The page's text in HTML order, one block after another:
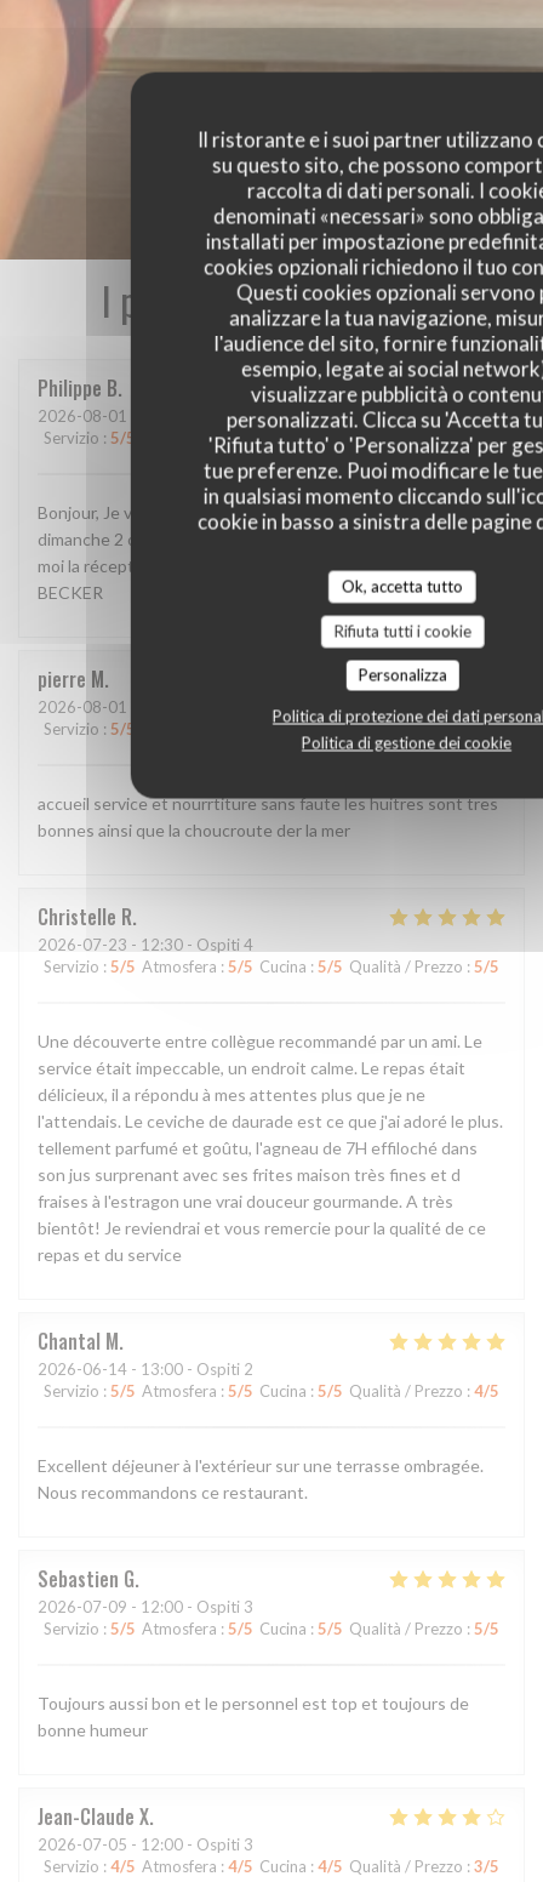
Il ristorante e i suoi partner utilizzano
su questo sito, che possono
raccolta di dati personali. I
denominati «necessari» sono
installati per impostazione
cookies opzionali richiedono il tuo
Questi cookies opzionali servono
analizzare la tua navigazione,
l'audience del sito, fornire
esempio, legate ai social
visualizzare pubblicità o
personalizzati. Clicca su 'Accetta
'Rifiuta tutto' o 'Personalizza' per
tue preferenze. Puoi modificare le
in qualsiasi momento cliccando
cookie in basso a sinistra delle pagine
Ok, accetta tutto
Rifiuta tutti i cookie
Personalizza
Politica di protezione dei dati
Politica di gestione dei cookie
I pareri dei nostri clienti
Philippe B
2026-08-01
- 19:45 - Ospiti 3
Servizio : 5/5 Atmosfera:5/5 Cucina: 4/5 Qualità / Prezzo: 4/5
Bonjour, Je vous ai envoyé un message sur google, je crois
dimanche 2 ou hier 3 août. L'avez-vous reçu et lu? Confirmez
moi la réception de mon message svp Bien cordialement, P.
BECKER
pierre M
2026-08-01
Servizio : 5/5 Cucina:5/5 Qualità / Prezzo:5/5
accueil service et nourrtiture sans faute les huitres sont tres
bonnes ainsi que la choucroute der la mer
Christelle R
2026-07-23 - 12:30 - Ospiti 4
Servizio : 5/5 Atmosfera : 5/5 Cucina : 5/5 Qualità / Prezzo : 5/5
Une découverte entre collègue recommandé par un ami. Le
service était impeccable, un endroit calme. Le repas était
délicieux, il a répondu à mes attentes plus que je ne
l'attendais. Le ceviche de daurade est ce que j'ai adoré le plus.
tellement parfumé et goûtu, l'agneau de 7H effiloché dans
son jus surprenant avec ses frites maison très fines et d
fraises à l'estragon une vrai douceur gourmande. A très
bientôt! Je reviendrai et vous remercie pour la qualité de ce
repas et du service
Chantal M
2026-06-14 - 13:00 - Ospiti 2
Servizio : 5/5 Atmosfera : 5/5 Cucina : 5/5 Qualità / Prezzo : 4/5
Excellent déjeuner à l'extérieur sur une terrasse ombragée.
Nous recommandons ce restaurant.
Sebastien G
2026-07-09 - 12:00 - Ospiti 3
Servizio : 5/5 Atmosfera : 5/5 Cucina : 5/5 Qualità / Prezzo : 5/5
Toujours aussi bon et le personnel est top et toujours de
bonne humeur
Jean-Claude X
2026-07-05 - 12:00 - Ospiti 3
Servizio : 4/5 Atmosfera : 4/5 Cucina : 4/5 Qualità / Prezzo : 3/5